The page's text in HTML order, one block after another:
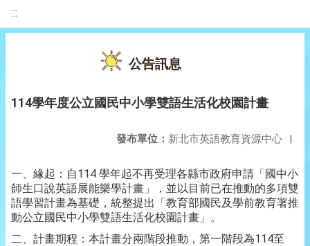
:::
公告訊息
114學年度公立國民中小學雙語生活化校園計畫
發布單位： 新北市英語教育資源中心 |
一、緣起：自114 學年起不再受理各縣市政府申請「國中小
師生口說英語展能樂學計畫」，並以目前已在推動的多項雙
語學習計畫為基礎，統整提出「教育部國民及學前教育署推
動公立國民中小學雙語生活化校園計畫」。
二、計畫期程：本計畫分兩階段推動，第一階段為114至